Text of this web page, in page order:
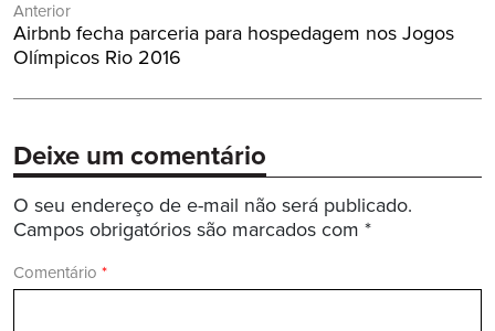
de
Post
Anterior
Post
Anterior:
Airbnb fecha parceria para hospedagem nos Jogos
Olímpicos Rio 2016
Deixe um comentário
O seu endereço de e-mail não será publicado.
Campos obrigatórios são marcados com *
Comentário *